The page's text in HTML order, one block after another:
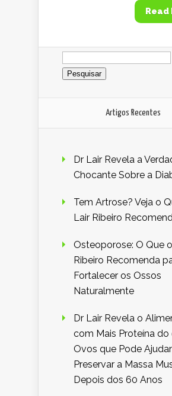
Read
Pesquisar
por:
Artigos Recentes
Dr Lair Revela a
Chocante Sobre a
Tem Artrose? Veja o
Lair Ribeiro
Osteoporose: O Que
Ribeiro Recomenda
Fortalecer os Ossos
Naturalmente
Dr Lair Revela o
com Mais Proteína do
Ovos que Pode
Preservar a Massa
Depois dos 60 Anos